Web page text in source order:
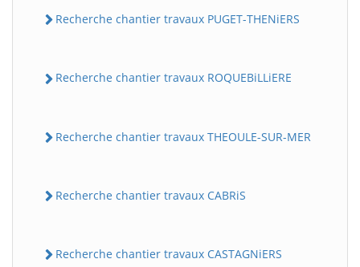
Recherche chantier travaux PUGET-THENiERS
Recherche chantier travaux ROQUEBiLLiERE
Recherche chantier travaux THEOULE-SUR-MER
Recherche chantier travaux CABRiS
Recherche chantier travaux CASTAGNiERS